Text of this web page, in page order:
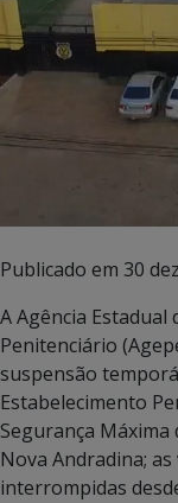
Publicado em 30
A Agência Estadual
Penitenciário
suspensão
Estabelecimento
Segurança Máxima
Nova Andradina;
interrompidas